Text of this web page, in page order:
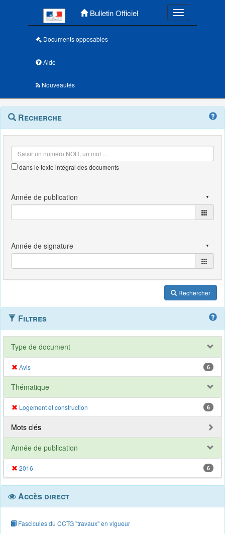
Bulletin Officiel Toggle
Documents opposables
Aide
Nouveautés
Navigation
outils
Menu
contextuel
Recherche
dans le texte intégral des documents
Rechercher
Filtres
Type de document
Avis 6
Thématique
Logement et construction 6
Mots clés
Année de publication
2016 6
Accès direct
Fascicules du CCTG "travaux" en vigueur